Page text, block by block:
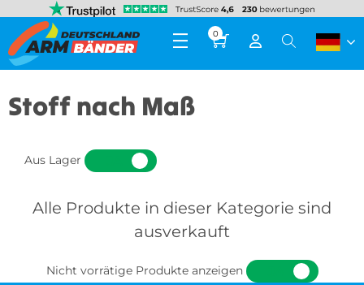
0
Stoff nach Maß
Aus Lager
Alle Produkte in dieser Kategorie sind
ausverkauft
Nicht vorrätige Produkte anzeigen NEIN